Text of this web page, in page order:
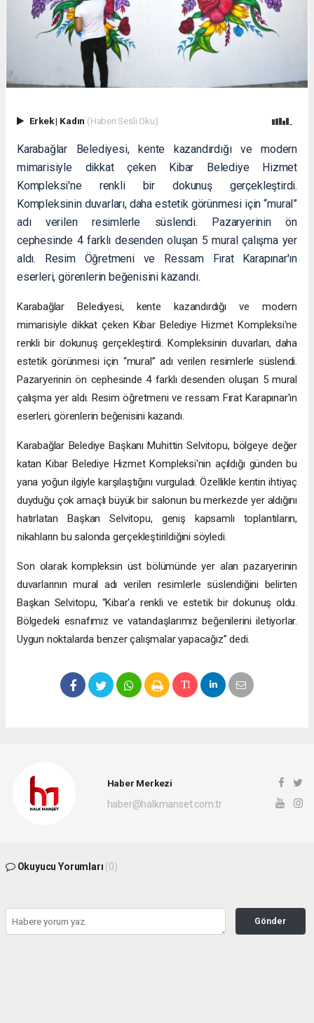
Erkek| Kadın (Haberi Sesli Oku)
Karabağlar Belediyesi, kente kazandırdığı ve modern
mimarisiyle dikkat çeken Kibar Belediye Hizmet
Kompleksi'ne renkli bir dokunuş gerçekleştirdi.
Kompleksinin duvarları, daha estetik görünmesi için “mural”
adı verilen resimlerle süslendi. Pazaryerinin ön
cephesinde 4 farklı desenden oluşan 5 mural çalışma yer
aldı. Resim Öğretmeni ve Ressam Fırat Karapınar'ın
eserleri, görenlerin beğenisini kazandı.
Karabağlar Belediyesi, kente kazandırdığı ve modern
mimarisiyle dikkat çeken Kibar Belediye Hizmet Kompleksi'ne
renkli bir dokunuş gerçekleştirdi. Kompleksinin duvarları, daha
estetik görünmesi için “mural” adı verilen resimlerle süslendi.
Pazaryerinin ön cephesinde 4 farklı desenden oluşan 5 mural
çalışma yer aldı. Resim öğretmeni ve ressam Fırat Karapınar'ın
eserleri, görenlerin beğenisini kazandı.
Karabağlar Belediye Başkanı Muhittin Selvitopu, bölgeye değer
katan Kibar Belediye Hizmet Kompleksi'nin açıldığı günden bu
yana yoğun ilgiyle karşılaştığını vurguladı. Özellikle kentin ihtiyaç
duyduğu çok amaçlı büyük bir salonun bu merkezde yer aldığını
hatırlatan Başkan Selvitopu, geniş kapsamlı toplantıların,
nikahların bu salonda gerçekleştirildiğini söyledi.
Son olarak kompleksin üst bölümünde yer alan pazaryerinin
duvarlarının mural adı verilen resimlerle süslendiğini belirten
Başkan Selvitopu, “Kibar'a renkli ve estetik bir dokunuş oldu.
Bölgedeki esnafımız ve vatandaşlarımız beğenilerini iletiyorlar.
Uygun noktalarda benzer çalışmalar yapacağız” dedi.
Haber Merkezi
haber@halkmanset.com.tr
Okuyucu Yorumları (0)
Gönder